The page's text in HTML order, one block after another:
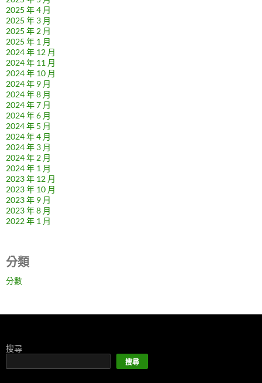
2025 年 4 月
2025 年 3 月
2025 年 2 月
2025 年 1 月
2024 年 12 月
2024 年 11 月
2024 年 10 月
2024 年 9 月
2024 年 8 月
2024 年 7 月
2024 年 6 月
2024 年 5 月
2024 年 4 月
2024 年 3 月
2024 年 2 月
2024 年 1 月
2023 年 12 月
2023 年 10 月
2023 年 9 月
2023 年 8 月
2022 年 1 月
分類
分數
搜尋
搜尋